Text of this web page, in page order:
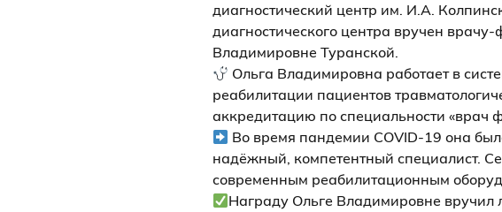
диагностический центр им. И.А.
диагностического центра вручен
Владимировне Туранской.
Ольга Владимировна работает в
реабилитации пациентов
аккредитацию по специальности «врач
Во время пандемии COVID‑19 она
надёжный, компетентный специалист.
современным реабилитационным
Награду Ольге Владимировне